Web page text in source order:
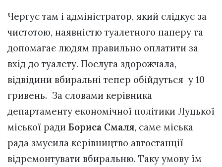
Чергує там і адміністратор, який слідкує за
чистотою, наявністю туалетного паперу та
допомагає людям правильно оплатити за
вхід до туалету. Послуга здорожчала,
відвідини вбиральні тепер обійдуться у 10
гривень. За словами керівника
департаменту економічної політики Луцької
міської ради Бориса Смаля, саме міська
рада змусила керівництво автостанції
відремонтувати вбиральню. Таку умову їм